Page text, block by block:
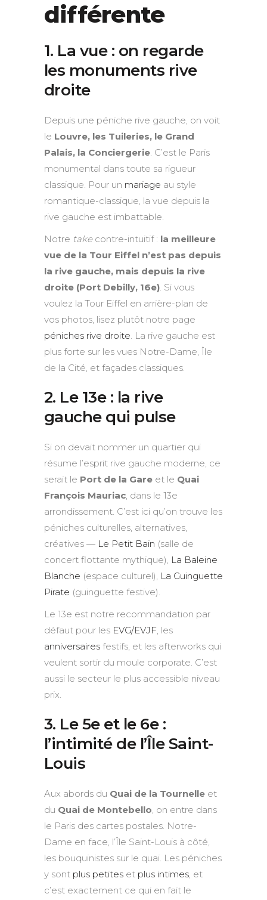
différente
1. La vue : on regarde
les monuments rive
droite
Depuis une péniche rive gauche, on voit
le Louvre, les Tuileries, le Grand
Palais, la Conciergerie. C’est le Paris
monumental dans toute sa rigueur
classique. Pour un mariage au style
romantique-classique, la vue depuis la
rive gauche est imbattable.
Notre takecontre-intuitif : la meilleure
vue de la Tour Eiffel n’est pas depuis
la rive gauche, mais depuis la rive
droite (Port Debilly, 16e). Si vous
voulez la Tour Eiffel en arrière-plan de
vos photos, lisez plutôt notre page
péniches rive droite. La rive gauche est
plus forte sur les vues Notre-Dame, Île
de la Cité, et façades classiques.
2. Le 13e : la rive
gauche qui pulse
Si on devait nommer un quartier qui
résume l’esprit rive gauche moderne, ce
serait le Port de la Gare et le Quai
François Mauriac, dans le 13e
arrondissement. C’est ici qu’on trouve les
péniches culturelles, alternatives,
créatives — Le Petit Bain (salle de
concert flottante mythique), La Baleine
Blanche (espace culturel), La Guinguette
Pirate (guinguette festive).
Le 13e est notre recommandation par
défaut pour les EVG/EVJF, les
anniversaires festifs, et les afterworks qui
veulent sortir du moule corporate. C’est
aussi le secteur le plus accessible niveau
prix.
3. Le 5e et le 6e :
l’intimité de l’Île Saint-
Louis
Aux abords du Quai de la Tournelle et
du Quai de Montebello, on entre dans
le Paris des cartes postales. Notre-
Dame en face, l’Île Saint-Louis à côté,
les bouquinistes sur le quai. Les péniches
y sont plus petites et plus intimes, et
c’est exactement ce qui en fait le